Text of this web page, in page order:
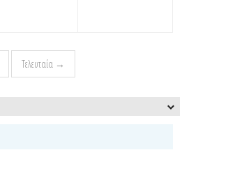
Τελευταία →